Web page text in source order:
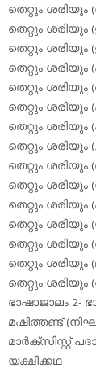
തെറ്റും ശരിയും
തെറ്റും
തെറ്റും ശരിയും
തെറ്റും
തെറ്റും ശരിയും
തെറ്റും ശരിയും
തെറ്റും
തെറ്റും ശരിയും
തെറ്റും ശരിയും
തെറ്റും ശരിയും
തെറ്റും ശരിയും
തെറ്റും ശരിയും
തെറ്റും ശരിയും
തെറ്റും ശരിയും
തെറ്റും ശരിയും
ഭാഷാജാലം
മഷിത്തണ്ട്
മാര്‍ക്‌സിസ്റ്റ്
യക്ഷിക്കഥ